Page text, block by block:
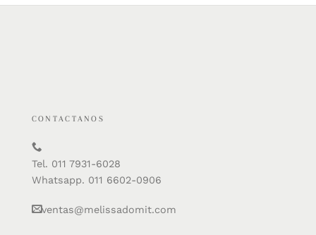
CONTACTANOS
Tel. 011 7931-6028
Whatsapp. 011 6602-0906
ventas@melissadomit.com